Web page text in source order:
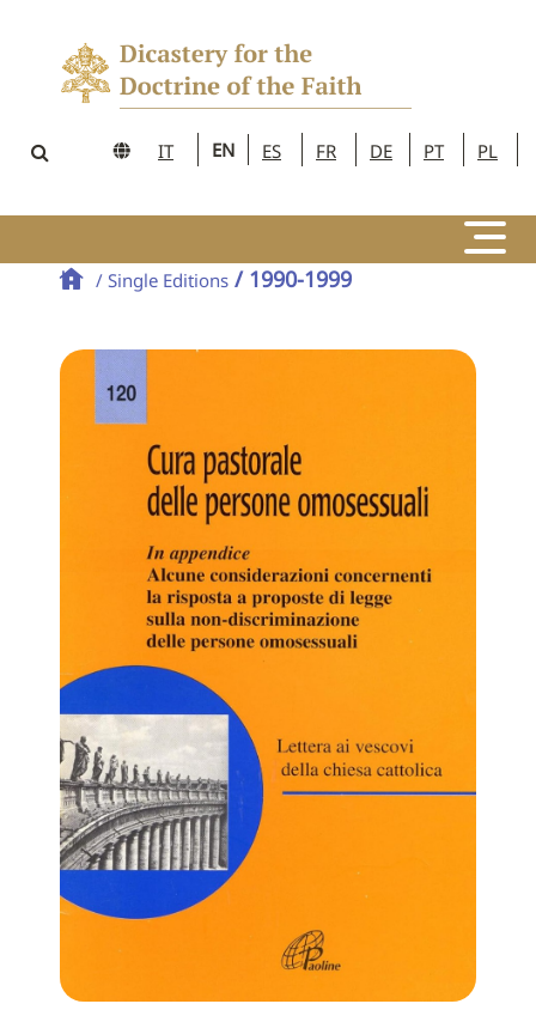
IT EN ES FR DE PT PL
/ Single Editions / 1990-1999